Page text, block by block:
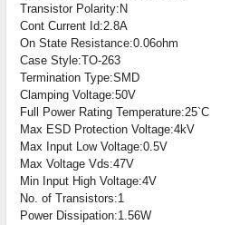
Transistor Polarity:N
Cont Current Id:2.8A
On State Resistance:0.06ohm
Case Style:TO-263
Termination Type:SMD
Clamping Voltage:50V
Full Power Rating Temperature:25`C
Max ESD Protection Voltage:4kV
Max Input Low Voltage:0.5V
Max Voltage Vds:47V
Min Input High Voltage:4V
No. of Transistors:1
Power Dissipation:1.56W